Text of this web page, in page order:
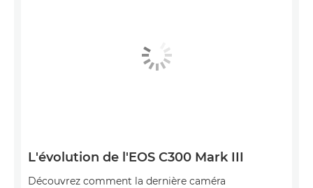
L'évolution de l'EOS C300 Mark III
Découvrez comment la dernière caméra